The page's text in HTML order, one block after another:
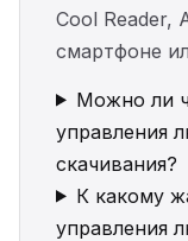
Cool Reader,
смартфоне
Можно ли
управления
скачивания?
К какому
управления